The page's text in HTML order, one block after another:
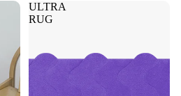
ULTRA
RUG